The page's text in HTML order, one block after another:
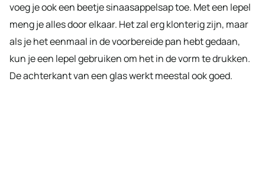
voeg je ook een beetje sinaasappelsap toe. Met een lepel
meng je alles door elkaar. Het zal erg klonterig zijn, maar
als je het eenmaal in de voorbereide pan hebt gedaan,
kun je een lepel gebruiken om het in de vorm te drukken.
De achterkant van een glas werkt meestal ook goed.